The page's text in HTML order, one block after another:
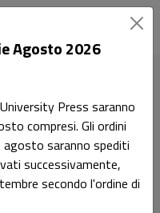
un'analisi di
Agosto 2026
Press saranno
compresi. Gli ordini
saranno spediti
successivamente,
secondo l'ordine di